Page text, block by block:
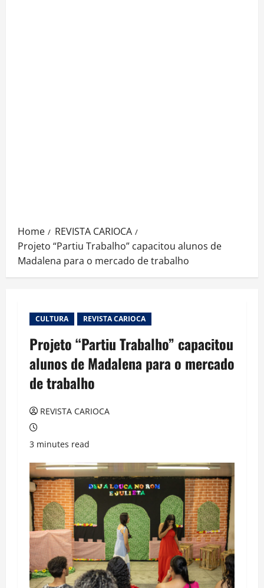
Home
REVISTA CARIOCA
Projeto “Partiu Trabalho” capacitou alunos de
Madalena para o mercado de trabalho
CULTURA REVISTA CARIOCA
Projeto “Partiu Trabalho” capacitou
alunos de Madalena para o mercado
de trabalho
REVISTA CARIOCA
3 minutes read